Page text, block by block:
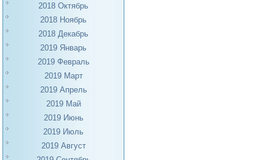
2018 Октябрь
2018 Ноябрь
2018 Декабрь
2019 Январь
2019 Февраль
2019 Март
2019 Апрель
2019 Май
2019 Июнь
2019 Июль
2019 Август